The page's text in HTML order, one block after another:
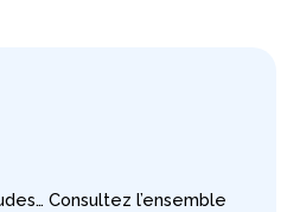
Consultez l’ensemble